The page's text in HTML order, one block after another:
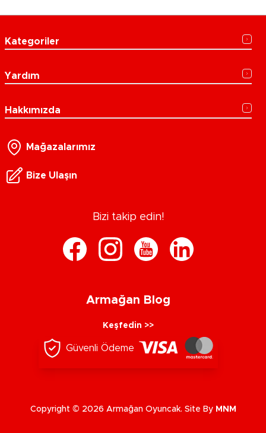
Kategoriler
Yardım
Hakkımızda
Mağazalarımız
Bize Ulaşın
Bizi takip edin!
Armağan Blog
Keşfedin >>
Güvenli Ödeme
Copyright © 2026 Armağan Oyuncak. Site By MNM